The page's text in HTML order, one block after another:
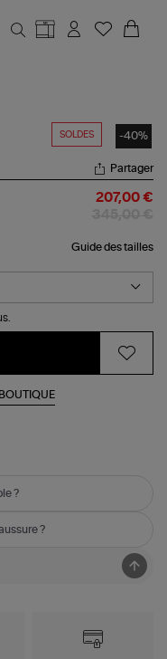
SOLDES -40%
Partager
207,00 €
Guide des tailles
?
?